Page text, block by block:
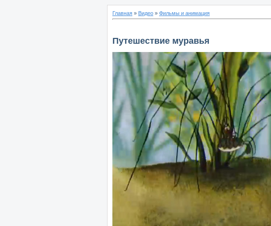
Главная » Видео » Фильмы и анимация
Путешествие муравья